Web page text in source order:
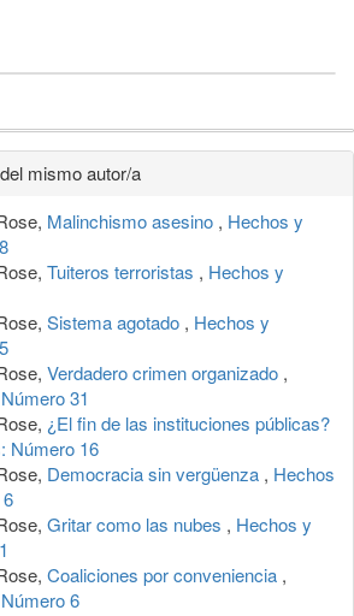
mismo autor/a
Malinchismo asesino , Hechos y
Tuiteros terroristas , Hechos y
Sistema agotado , Hechos y
Verdadero crimen organizado ,
31
¿El fin de las instituciones públicas?
Número 16
Democracia sin vergüenza , Hechos
Gritar como las nubes , Hechos y
Coaliciones por conveniencia ,
6